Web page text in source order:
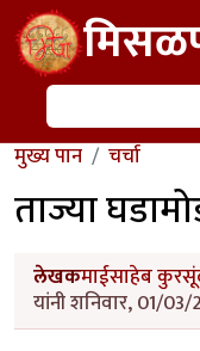
Skip to main content
शोध
मुख्य पान चर्चा
ताज्या
लेखकमाईसाहेब
यांनी शनिवार, 01/